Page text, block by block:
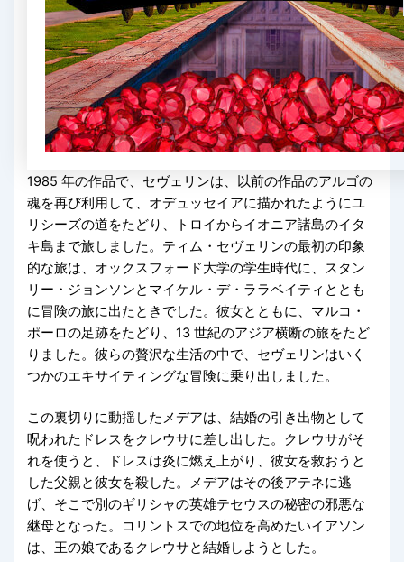
1985 年の作品で、セヴェリンは、以前の作品のアルゴの
魂を再び利用して、オデュッセイアに描かれたようにユ
リシーズの道をたどり、トロイからイオニア諸島のイタ
キ島まで旅しました。ティム・セヴェリンの最初の印象
的な旅は、オックスフォード大学の学生時代に、スタン
リー・ジョンソンとマイケル・デ・ララベイティととも
に冒険の旅に出たときでした。彼女とともに、マルコ・
ポーロの足跡をたどり、13 世紀のアジア横断の旅をたど
りました。彼らの贅沢な生活の中で、セヴェリンはいく
つかのエキサイティングな冒険に乗り出しました。
この裏切りに動揺したメデアは、結婚の引き出物として
呪われたドレスをクレウサに差し出した。クレウサがそ
れを使うと、ドレスは炎に燃え上がり、彼女を救おうと
した父親と彼女を殺した。メデアはその後アテネに逃
げ、そこで別のギリシャの英雄テセウスの秘密の邪悪な
継母となった。コリントスでの地位を高めたいイアソン
は、王の娘であるクレウサと結婚しようとした。